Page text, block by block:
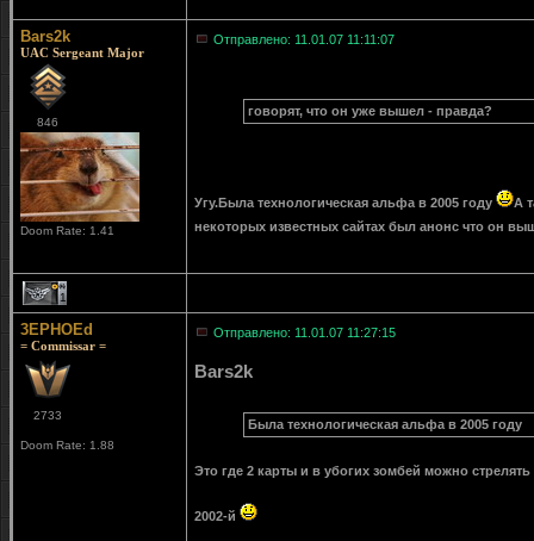
Bars2k
UAC Sergeant Major
846
Doom Rate: 1.41
Отправлено: 11.01.07 11:11:07
говорят, что он уже вышел - правда?
Угу.Была технологическая альфа в 2005 году
А
некоторых известных сайтах был анонс что он
1
3EPHOEd
= Commissar =
2733
Doom Rate: 1.88
Отправлено: 11.01.07 11:27:15
Bars2k
Была технологическая альфа в 2005 году
Это где 2 карты и в убогих зомбей можно
2002-й